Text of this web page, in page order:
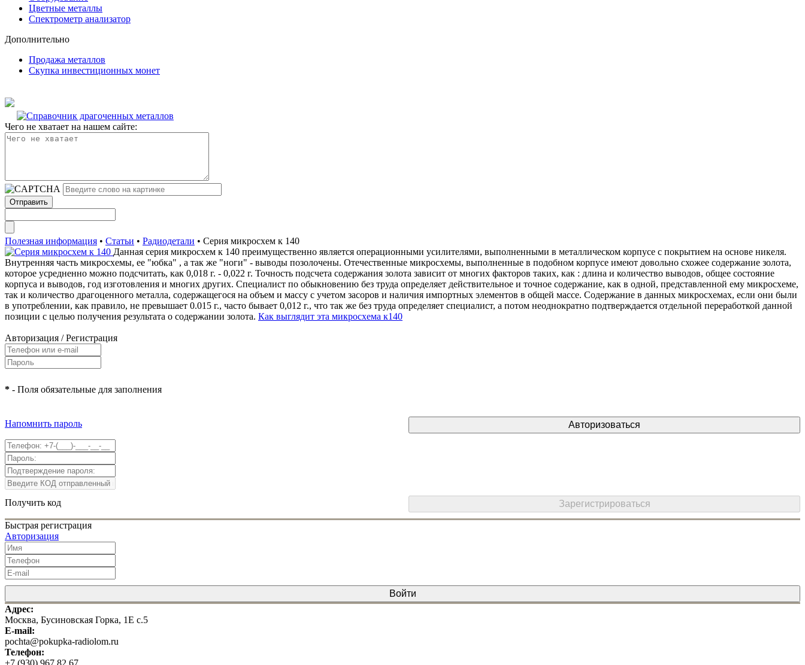
Цветные металлы
Спектрометр анализатор
Дополнительно
Продажа металлов
Скупка инвестиционных монет
Чего не хватает на нашем сайте:
Полезная информация • Статьи • Радиодетали • Серия микросхем к 140
Данная серия микросхем к 140 преимущественно является операционными усилителями, выполненными в металлическом корпусе с покрытием на основе никеля.
Внутренняя часть микросхемы, ее "юбка" , а так же "ноги" - выводы позолочены. Отечественные микросхемы, выполненные в подобном корпусе имеют довольно схожее содержание золота,
которое усредненно можно подсчитать, как 0,018 г. - 0,022 г. Точность подсчета содержания золота зависит от многих факторов таких, как : длина и количество выводов, общее состояние
корпуса и выводов, год изготовления и многих других. Специалист по обыкновению без труда определяет действительное и точное содержание, как в одной, представленной ему микросхеме,
так и количество драгоценного металла, содержащегося на объем и массу с учетом засоров и наличия импортных элементов в общей массе. Содержание в данных микросхемах, если они были
в употреблении, как правило, не превышает 0.015 г., часто бывает 0,012 г., что так же без труда определяет специалист, а потом неоднократно подтверждается отдельной переработкой данной
позиции с целью получения результата о содержании золота. Как выглядит эта микросхема к140
Авторизация /Регистрация
* - Поля обязательные для заполнения
Напомнить пароль
Получить код
Быстрая регистрация
Авторизация
Адрес:
Москва, Бусиновская Горка, 1Е с.5
E-mail:
pochta@pokupka-radiolom.ru
Телефон:
+7 (930) 967 82 67